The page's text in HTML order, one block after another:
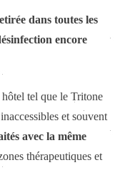
dans toutes les
encore
tel que le Tritone
et souvent
avec la même
thérapeutiques et